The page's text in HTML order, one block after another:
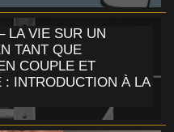
LA VIE SUR UN
TANT QUE
COUPLE ET
: INTRODUCTION À LA